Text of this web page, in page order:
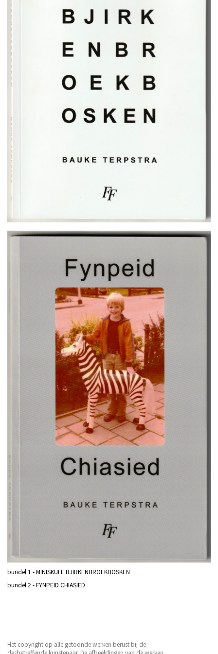
bundel 1 - MINISKULE BJIRKENBROEKBOSKEN
bundel 2 - FYNPEID CHIASIED
Het copyright op alle getoonde werken berust bij de
desbetreffende kunstenaar. De afbeeldingen van de werken